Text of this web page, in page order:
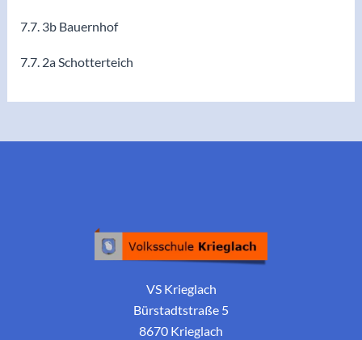
7.7. 3b Bauernhof
7.7. 2a Schotterteich
VS Krieglach
Bürstadtstraße 5
8670 Krieglach